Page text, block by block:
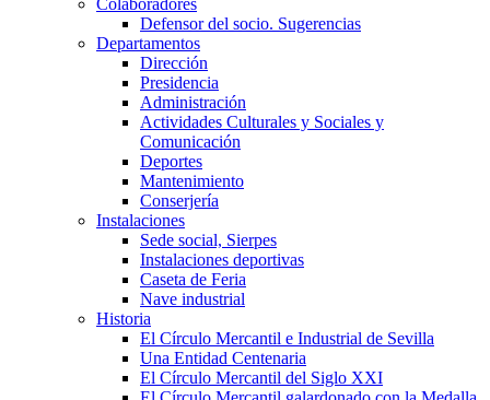
Colaboradores
Defensor del socio. Sugerencias
Departamentos
Dirección
Presidencia
Administración
Actividades Culturales y Sociales y
Comunicación
Deportes
Mantenimiento
Conserjería
Instalaciones
Sede social, Sierpes
Instalaciones deportivas
Caseta de Feria
Nave industrial
Historia
El Círculo Mercantil e Industrial de Sevilla
Una Entidad Centenaria
El Círculo Mercantil del Siglo XXI